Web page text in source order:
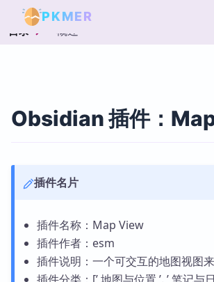
PKMER
目录 概述
Obsidian 插件：
插件名片
插件名称：Map View
插件作者：esm
插件说明：一个可交互的地图视图来